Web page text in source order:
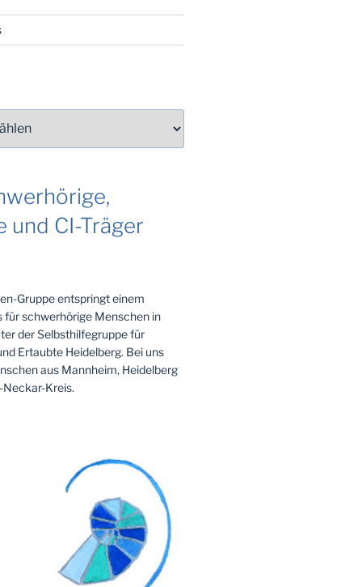
und CI-Träger
Gruppe entspringt einem
für schwerhörige Menschen in
der Selbsthilfegruppe für
Ertaubte Heidelberg. Bei uns
aus Mannheim, Heidelberg
Kreis.